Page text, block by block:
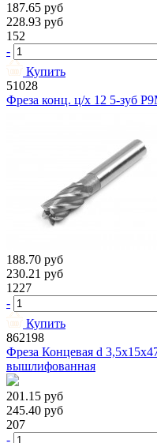
187.65 руб
228.93 руб
152
-
Купить
51028
Фреза конц. ц/х 12 5-зуб
188.70 руб
230.21 руб
1227
-
Купить
862198
Фреза Концевая d
вышлифованная
201.15 руб
245.40 руб
207
-